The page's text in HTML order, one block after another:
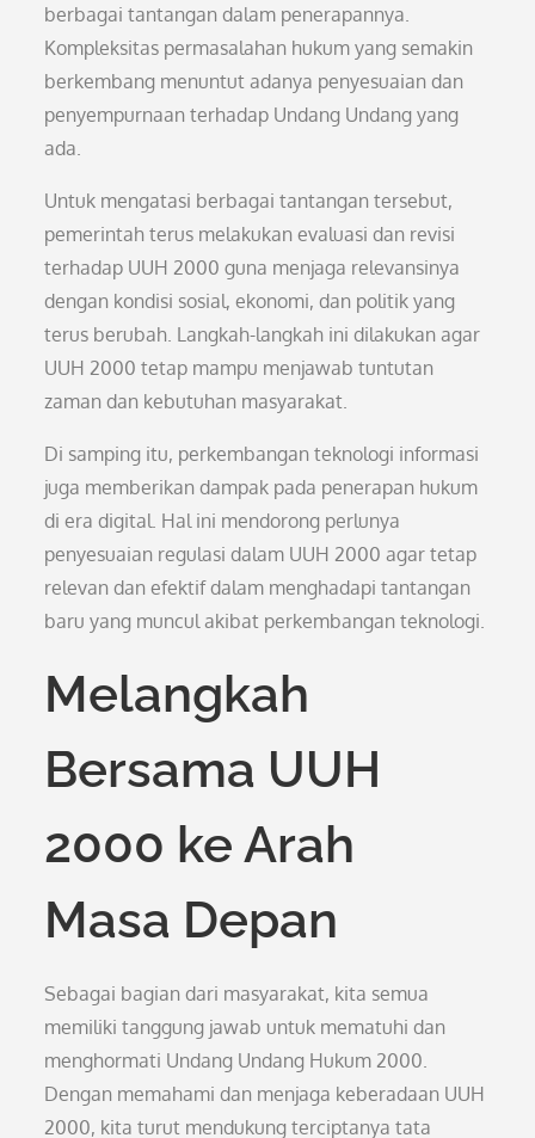
berbagai tantangan dalam penerapannya.
Kompleksitas permasalahan hukum yang semakin
berkembang menuntut adanya penyesuaian dan
penyempurnaan terhadap Undang Undang yang
ada.
Untuk mengatasi berbagai tantangan tersebut,
pemerintah terus melakukan evaluasi dan revisi
terhadap UUH 2000 guna menjaga relevansinya
dengan kondisi sosial, ekonomi, dan politik yang
terus berubah. Langkah-langkah ini dilakukan agar
UUH 2000 tetap mampu menjawab tuntutan
zaman dan kebutuhan masyarakat.
Di samping itu, perkembangan teknologi informasi
juga memberikan dampak pada penerapan hukum
di era digital. Hal ini mendorong perlunya
penyesuaian regulasi dalam UUH 2000 agar tetap
relevan dan efektif dalam menghadapi tantangan
baru yang muncul akibat perkembangan teknologi.
Melangkah
Bersama UUH
2000 ke Arah
Masa Depan
Sebagai bagian dari masyarakat, kita semua
memiliki tanggung jawab untuk mematuhi dan
menghormati Undang Undang Hukum 2000.
Dengan memahami dan menjaga keberadaan UUH
2000, kita turut mendukung terciptanya tata